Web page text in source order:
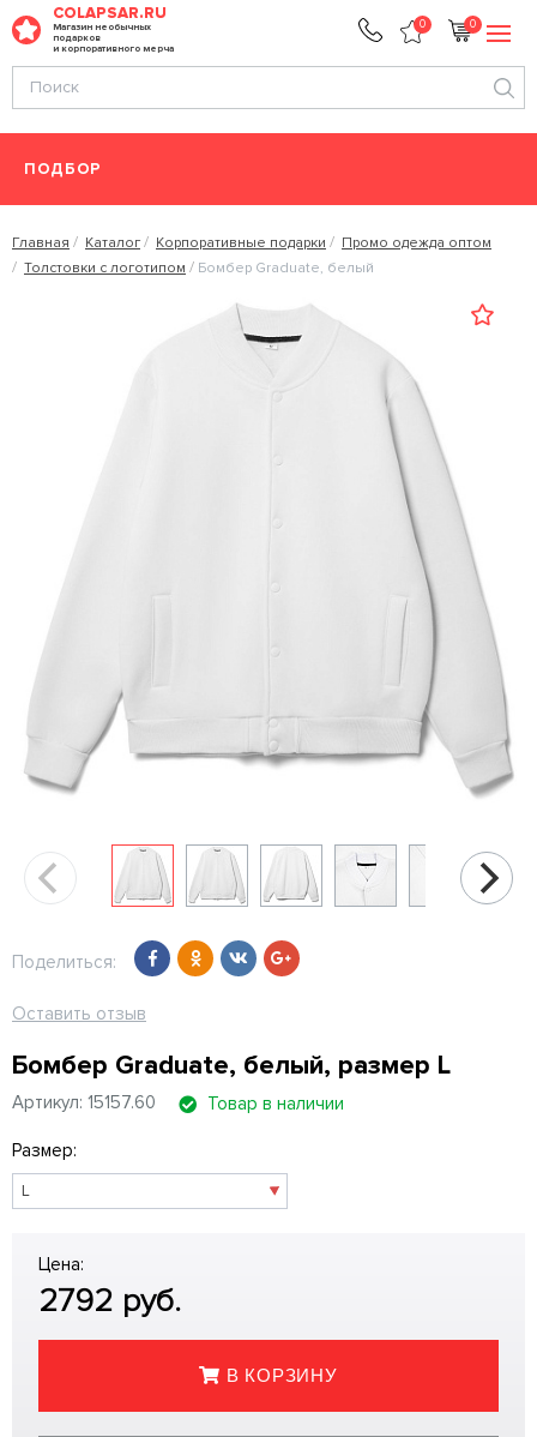
COLAPSAR.RU
Магазин необычных
подарков
и корпоративного мерча
0 0
ПОДБОР
Главная Каталог Корпоративные подарки
Промо одежда оптом
Толстовки с логотипом
Бомбер Graduate, белый
Поделиться:
Оставить отзыв
Бомбер Graduate, белый, размер L
Артикул: 15157.60 Товар в наличии
Размер:
Цена:
2792 руб.
В КОРЗИНУ